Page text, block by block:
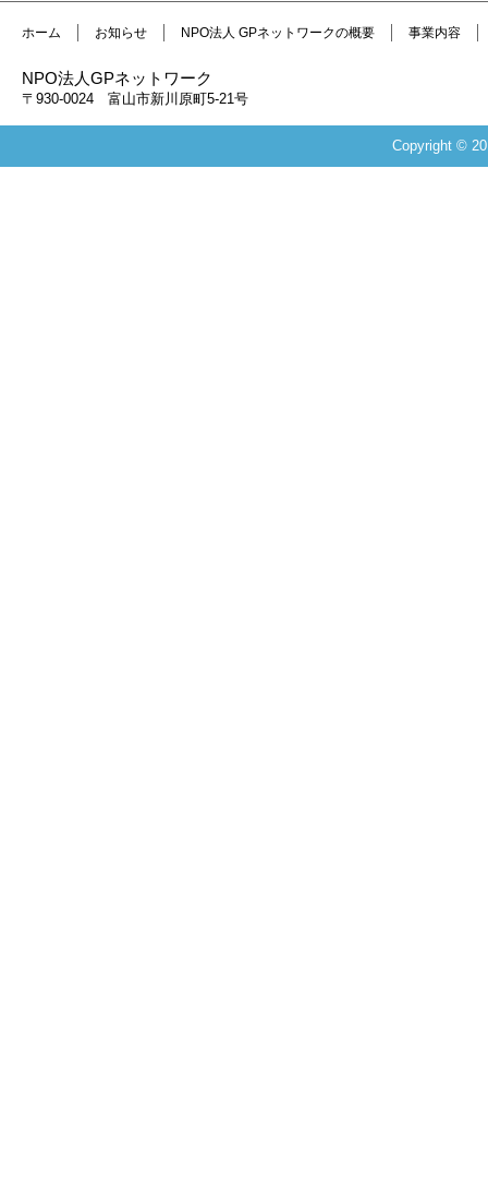
ホーム お知らせ NPO法人 GPネットワークの概要 事業内容
NPO法人GPネットワーク
〒930-0024 富山市新川原町5-21号
Copyright ©